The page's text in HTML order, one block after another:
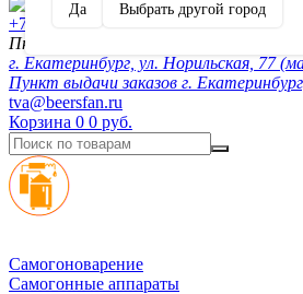
Да Выбрать другой город
+7 (902) 872-54-70
Пн-Пт 10:00-20:00, сб-вск по
г. Екатеринбург, ул. Норильская, 77
Пункт выдачи заказов г.
tva@beersfan.ru
Корзина 0 0 руб.
Cамогоноварение
Самогонные аппараты